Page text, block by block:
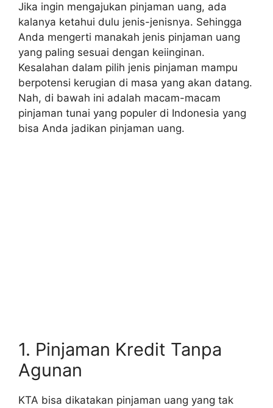
Jika ingin mengajukan pinjaman uang, ada
kalanya ketahui dulu jenis-jenisnya. Sehingga
Anda mengerti manakah jenis pinjaman uang
yang paling sesuai dengan keiinginan.
Kesalahan dalam pilih jenis pinjaman mampu
berpotensi kerugian di masa yang akan datang.
Nah, di bawah ini adalah macam-macam
pinjaman tunai yang populer di Indonesia yang
bisa Anda jadikan pinjaman uang.
1. Pinjaman Kredit Tanpa
Agunan
KTA bisa dikatakan pinjaman uang yang tak